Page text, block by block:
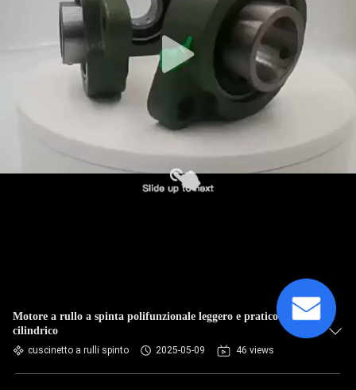
Motore a rullo a spinta polifunzionale leggero e pratico
cilindrico
cuscinetto a rulli spinto 2025-05-09 46 views